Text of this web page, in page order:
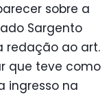
sobre a
Sargento
redação ao art.
que teve como
ingresso na